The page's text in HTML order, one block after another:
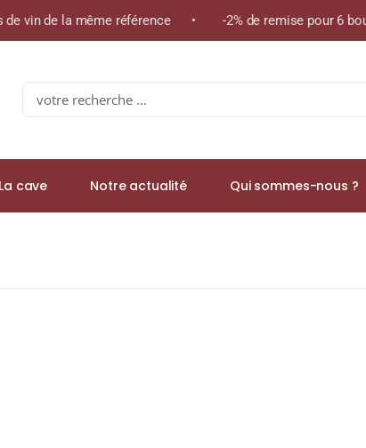
de la même référence • -2% de remise pour 6
Search
for:
La cave Notre actualité Qui sommes-nous ?